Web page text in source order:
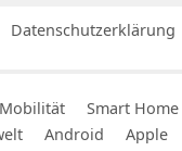
Datenschutzerklärung
Mobilität Smart Home
Android Apple